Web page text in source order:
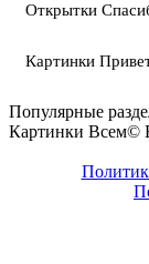
Открытки
Картинки
Популярные
Картинки Всем©